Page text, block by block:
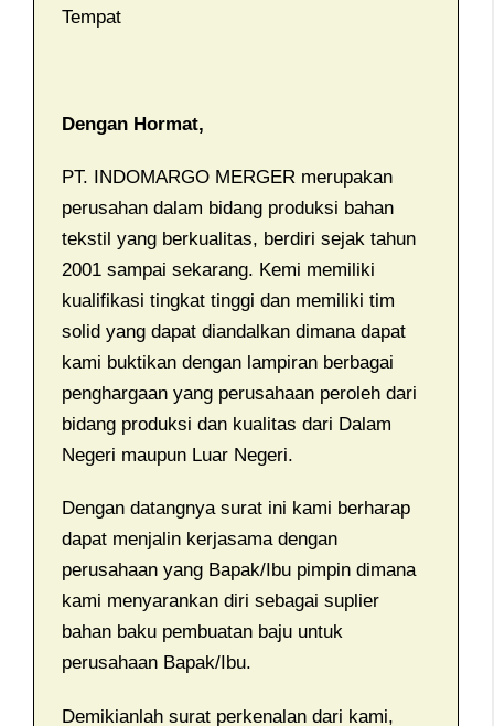
Tempat
Dengan Hormat,
PT. INDOMARGO MERGER merupakan
perusahan dalam bidang produksi bahan
tekstil yang berkualitas, berdiri sejak tahun
2001 sampai sekarang. Kemi memiliki
kualifikasi tingkat tinggi dan memiliki tim
solid yang dapat diandalkan dimana dapat
kami buktikan dengan lampiran berbagai
penghargaan yang perusahaan peroleh dari
bidang produksi dan kualitas dari Dalam
Negeri maupun Luar Negeri.
Dengan datangnya surat ini kami berharap
dapat menjalin kerjasama dengan
perusahaan yang Bapak/Ibu pimpin dimana
kami menyarankan diri sebagai suplier
bahan baku pembuatan baju untuk
perusahaan Bapak/Ibu.
Demikianlah surat perkenalan dari kami,